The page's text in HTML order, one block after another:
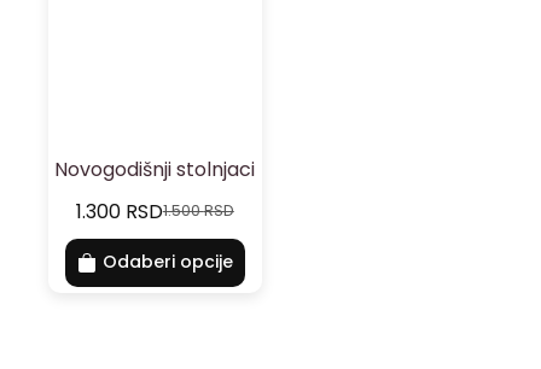
Novogodišnji stolnjaci
1.500RSD
1.300 RSD
Odaberi opcije